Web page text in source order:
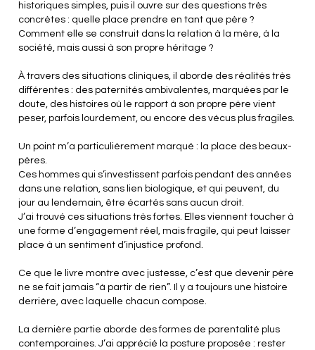
historiques simples, puis il ouvre sur des questions très
concrètes : quelle place prendre en tant que père ?
Comment elle se construit dans la relation à la mère, à la
société, mais aussi à son propre héritage ?
À travers des situations cliniques, il aborde des réalités très
différentes : des paternités ambivalentes, marquées par le
doute, des histoires où le rapport à son propre père vient
peser, parfois lourdement, ou encore des vécus plus fragiles.
Un point m’a particulièrement marqué : la place des beaux-
pères.
Ces hommes qui s’investissent parfois pendant des années
dans une relation, sans lien biologique, et qui peuvent, du
jour au lendemain, être écartés sans aucun droit.
J’ai trouvé ces situations très fortes. Elles viennent toucher à
une forme d’engagement réel, mais fragile, qui peut laisser
place à un sentiment d’injustice profond.
Ce que le livre montre avec justesse, c’est que devenir père
ne se fait jamais “à partir de rien”. Il y a toujours une histoire
derrière, avec laquelle chacun compose.
La dernière partie aborde des formes de parentalité plus
contemporaines. J’ai apprécié la posture proposée : rester